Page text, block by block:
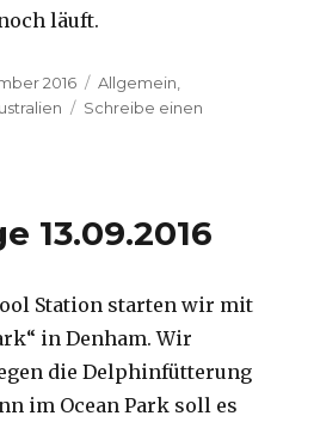
läuft.
2016 Kategorien
Allgemein
Schreibe einen
13.09.2016
Station starten wir mit
in Denham. Wir
die Delphinfütterung
im Ocean Park soll es